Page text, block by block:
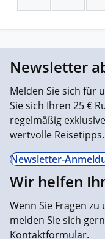
Newsletter
Melden Sie sich für
Sie sich Ihren 25 €
regelmäßig
wertvolle Reisetipps.
Newsletter-
Wir helfen
Wenn Sie Fragen
melden Sie sich
Kontaktformular.